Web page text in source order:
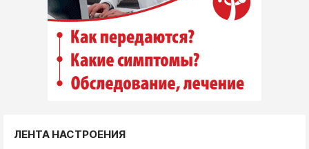
ЛЕНТА НАСТРОЕНИЯ